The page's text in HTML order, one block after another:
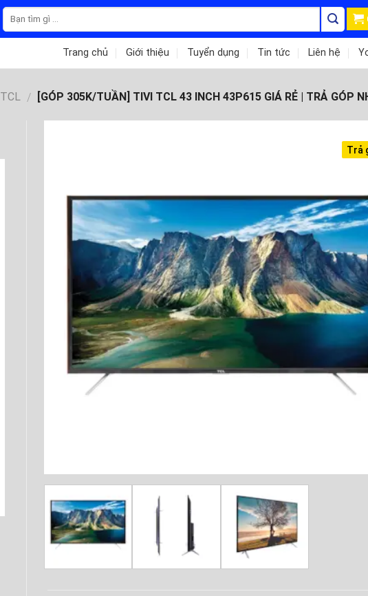
Trang chủ Giới thiệu Tuyển dụng Tin tức Liên hệ
TCL / [GÓP 305K/TUẦN] TIVI TCL 43 INCH 43P615 GIÁ RẺ | TRẢ GÓP
Trả